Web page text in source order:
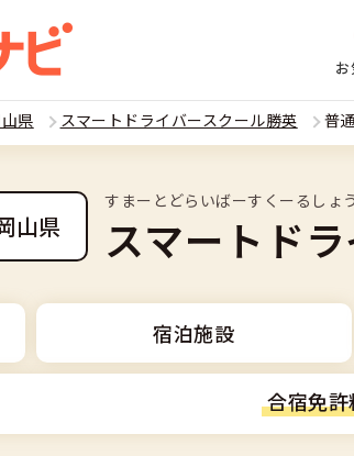
お
教習所一覧
運転免許の種類(車種)を選ぶ
普通車
合宿免許を探す
習所検索
転免許の種類(車種)
合宿免許とは
心・お得・早い・充実の合宿免許
県 スマートドライバースクール勝英 普
山県
すまーとどらいばーすくーるしょ
スマートド
宿泊施設
合宿免